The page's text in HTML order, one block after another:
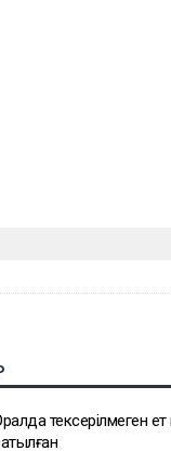
тексерілмеген ет